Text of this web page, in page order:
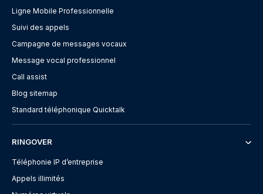
Ligne Mobile Professionnelle
Suivi des appels
Campagne de messages vocaux
Message vocal professionnel
Call assist
Blog sitemap
Standard téléphonique Quicktalk
RINGOVER
Téléphonie IP d’entreprise
Appels illimités